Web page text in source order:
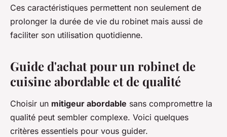
Ces caractéristiques permettent non seulement de
prolonger la durée de vie du robinet mais aussi de
faciliter son utilisation quotidienne.
Guide d'achat pour un robinet de
cuisine abordable et de qualité
Choisir un mitigeur abordable sans compromettre la
qualité peut sembler complexe. Voici quelques
critères essentiels pour vous guider.